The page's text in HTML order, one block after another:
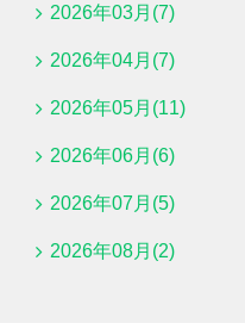
2026年03月(7)
2026年04月(7)
2026年05月(11)
2026年06月(6)
2026年07月(5)
2026年08月(2)